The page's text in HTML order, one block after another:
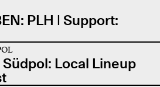
PLH | Support:
Local Lineup